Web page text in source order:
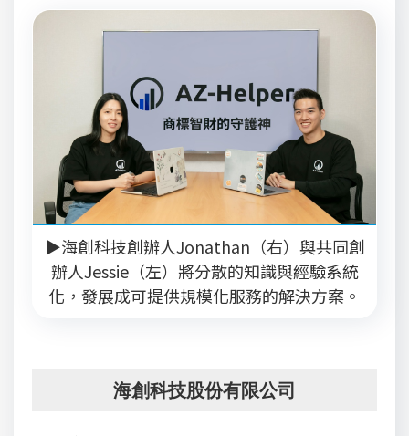
▶海創科技創辦人Jonathan（右）與共同創
辦人Jessie（左）將分散的知識與經驗系統
化，發展成可提供規模化服務的解決方案。
海創科技股份有限公司